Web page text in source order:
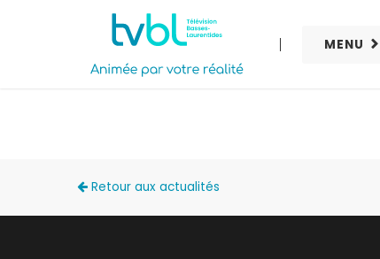
MENU
Retour aux actualités